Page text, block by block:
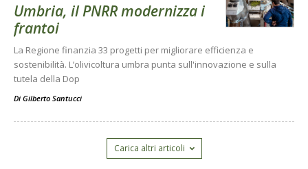
Umbria, il PNRR modernizza i
frantoi
La Regione finanzia 33 progetti per migliorare efficienza e
sostenibilità. L’olivicoltura umbra punta sull'innovazione e sulla
tutela della Dop
Di Gilberto Santucci
Carica altri articoli